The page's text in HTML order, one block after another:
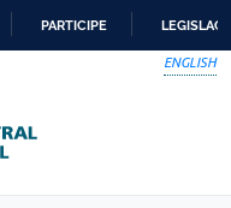
PARTICIPE
ENGLISH